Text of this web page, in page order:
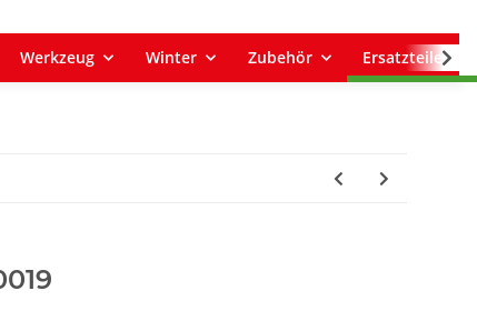
Werkzeug Winter Zubehör Ersatzteile